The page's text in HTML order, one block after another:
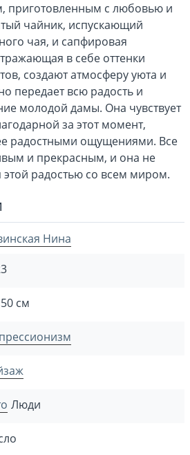
приготовленным с любовью и
чайник, испускающий
чая, и сапфировая
в себе оттенки
создают атмосферу уюта и
передает всю радость и
молодой дамы. Она чувствует
за этот момент,
радостными ощущениями. Все
и прекрасным, и она не
этой радостью со всем миром.
Нина
см
Люди